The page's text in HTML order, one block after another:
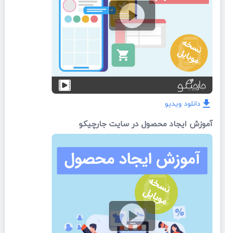
play_circle
download دانلود ویدیو
آموزش ایجاد محصول در سایت جارچیکو
play_circle